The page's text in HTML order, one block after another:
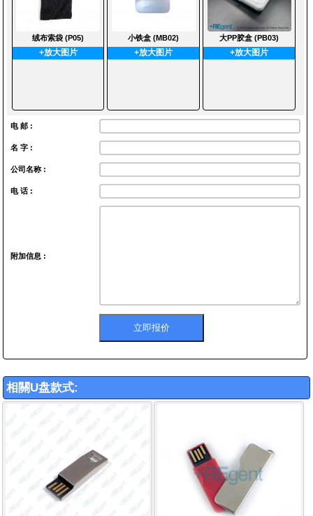
绒布索袋 (P05)
+放大图片
小铁盒 (MB02)
+放大图片
大PP胶盒 (PB03)
+放大图片
电 邮 :
名 字 :
公司名称 :
电 话 :
附加信息 :
相關U盘款式: